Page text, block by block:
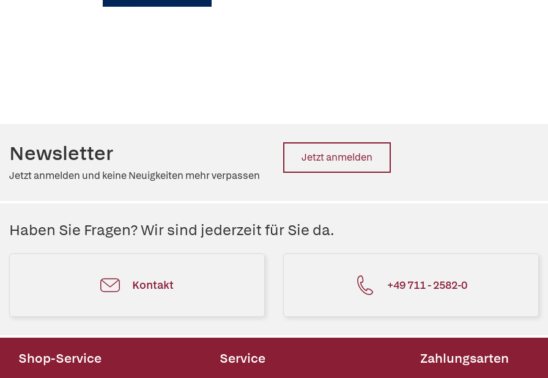
Newsletter
Jetzt anmelden und keine Neuigkeiten mehr verpassen
Jetzt anmelden
Haben Sie Fragen? Wir sind jederzeit für Sie da.
Kontakt +49 711 - 2582-0
Shop-Service Service Zahlungsarten